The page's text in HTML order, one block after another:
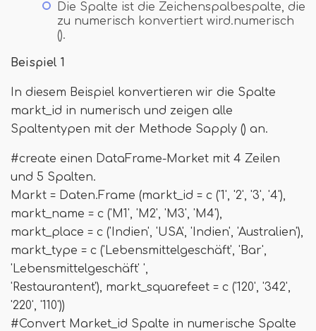
Die Spalte ist die Zeichenspalbespalte, die
zu numerisch konvertiert wird.numerisch
().
Beispiel 1
In diesem Beispiel konvertieren wir die Spalte
markt_id in numerisch und zeigen alle
Spaltentypen mit der Methode Sapply () an.
#create einen DataFrame-Market mit 4 Zeilen
und 5 Spalten.
Markt = Daten.Frame (markt_id = c ('1', '2', '3', '4'),
markt_name = c ('M1', 'M2', 'M3', 'M4'),
markt_place = c ('Indien', 'USA', 'Indien', 'Australien'),
markt_type = c ('Lebensmittelgeschäft', 'Bar',
'Lebensmittelgeschäft' ',
'Restaurantent'), markt_squarefeet = c ('120', '342',
'220', '110'))
#Convert Market_id Spalte in numerische Spalte